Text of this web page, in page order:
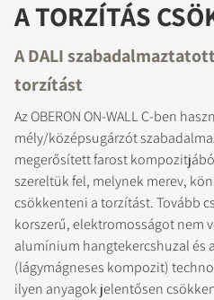
A TORZÍTÁS
A DALI
torzítást
Az OBERON ON-WALL C-ben
mély/középsugárzót
megerősített farost
szereltük fel, melynek merev,
csökkenteni a torzítást. Tovább
korszerű, elektromosságot nem
alumínium hangtekercshuzal és
(lágymágneses kompozit)
ilyen anyagok jelentősen